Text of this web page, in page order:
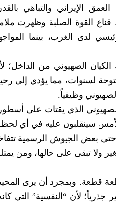
الإيراني والتباهي
قناع القوة الصلبة وظهرت
لدى الغرب، بينما
الصهيوني من الداخل؛
لسنوات، مما يؤدي إلى
وظيفياً.
الصهيوني الذي يقتات على
سينقلبون عليه في أي
بعض الجيوش الرسمية
ولا تبقى على حالها، ومن
قطعة. وبمجرد أن يرى
جذرياً؛ لأن “النفسية” التي